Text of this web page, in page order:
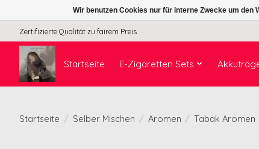
Zertifizierte Qualität zu fairem Preis
Startseite E-Zigaretten Sets
Startseite / Selber Mischen / Aromen / Tabak Aromen
Wir benutzen Cookies nur für interne Zwecke um den